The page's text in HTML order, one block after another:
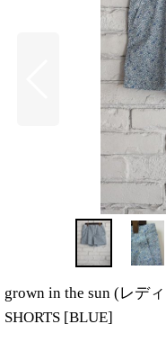
grown in the sun (レデ
SHORTS [BLUE]